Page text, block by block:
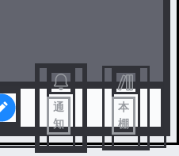
通
知
本
棚